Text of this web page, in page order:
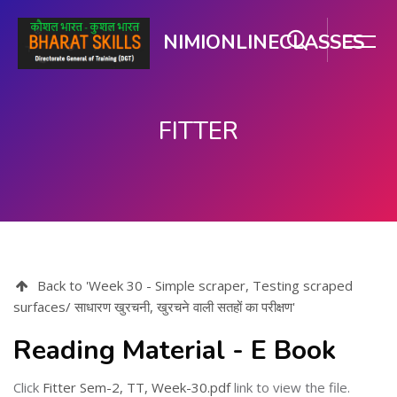
NIMIONLINECLASSES
FITTER
Back to 'Week 30 - Simple scraper, Testing scraped
surfaces/ साधारण खुरचनी, खुरचने वाली सतहों का परीक्षण'
Reading Material - E Book
Click Fitter Sem-2, TT, Week-30.pdflink to view the file.